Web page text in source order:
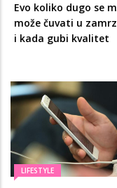
Evo koliko dugo se
može čuvati u
i kada gubi kvalitet
LIFESTYLE